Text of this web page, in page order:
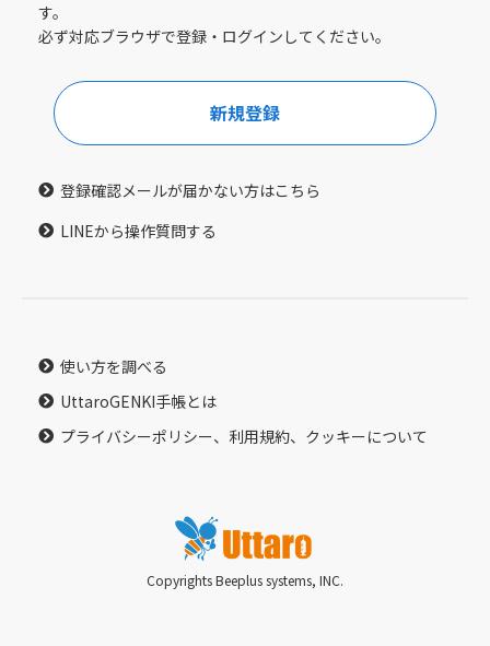
す。
必ず対応ブラウザで登録・ログインしてください。
新規登録
登録確認メールが届かない方はこちら
LINEから操作質問する
使い方を調べる
UttaroGENKI手帳とは
プライバシーポリシー、利用規約、クッキーについて
Copyrights Beeplus systems, INC.